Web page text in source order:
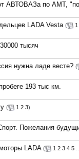
АВТОВАЗа по АМТ,
LADA Vesta ( 1
тысяч
нужна ладе весте? (
193 тыс км.
( 1 2 3)
Пожелания
LADA ( 1 2 3 4 5